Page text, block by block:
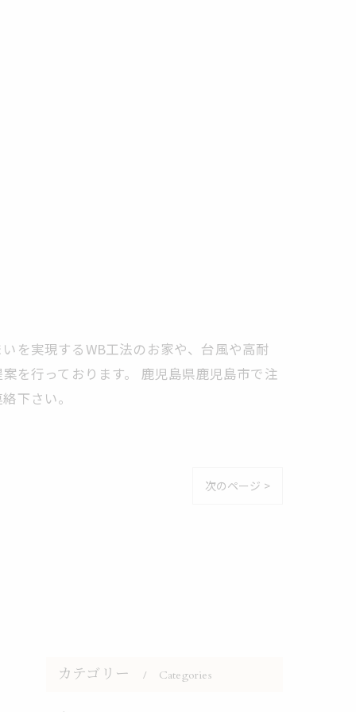
を実現するWB工法のお家や、台風や高耐
を行っております。 鹿児島県鹿児島市で注
下さい。
次のページ >
カテゴリー Categories